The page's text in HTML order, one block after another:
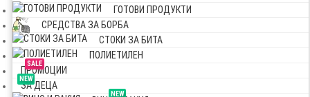
ГОТОВИ ПРОДУКТИ
СРЕДСТВА ЗА БОРБА
СТОКИ ЗА БИТА
ПОЛИЕТИЛЕН
SALE
ПРОМОЦИИ
NEW
ЗА ДЕЦА
NEW